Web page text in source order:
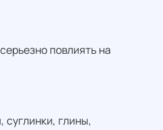
повлиять на
глины,